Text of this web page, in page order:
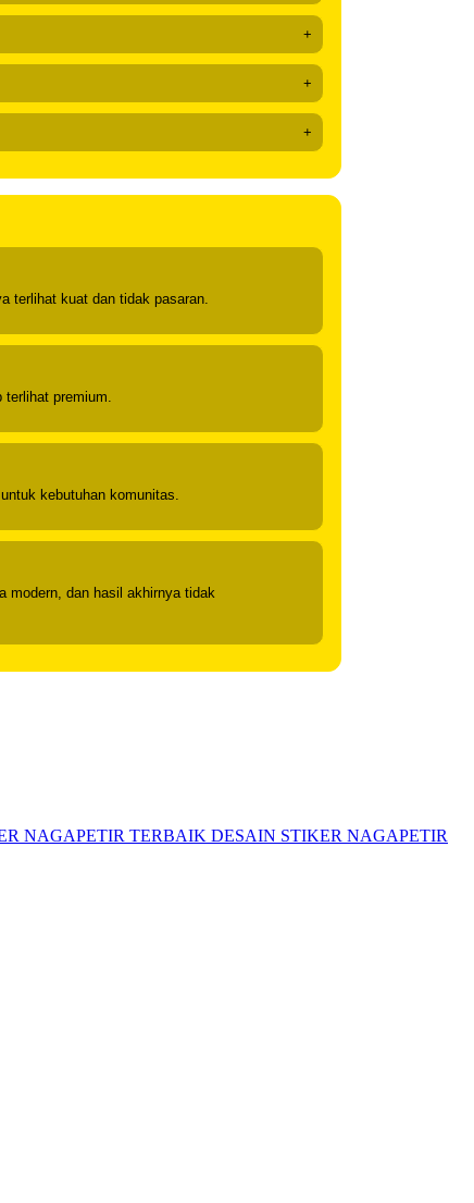
+
+
+
terlihat kuat dan tidak pasaran.
premium.
kebutuhan komunitas.
modern, dan hasil akhirnya tidak
NAGAPETIR TERBAIK DESAIN STIKER NAGAPETIR